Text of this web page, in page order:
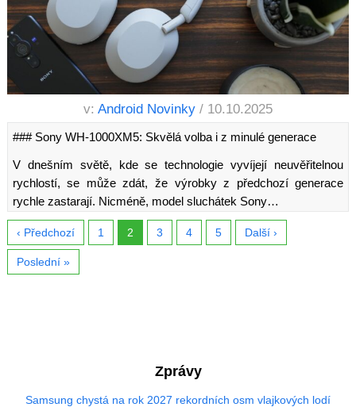
v: Android Novinky / 10.10.2025
### Sony WH-1000XM5: Skvělá volba i z minulé generace
V dnešním světě, kde se technologie vyvíjejí neuvěřitelnou
rychlostí, se může zdát, že výrobky z předchozí generace
rychle zastarají. Nicméně, model sluchátek Sony…
‹ Předchozí 1 2 3 4 5 Další ›
Poslední »
Zprávy
Samsung chystá na rok 2027 rekordních osm vlajkových lodí